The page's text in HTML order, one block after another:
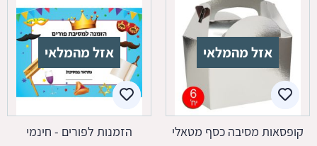
אזל מהמלאי
קופסאות מסיבה כסף מטאלי
אזל מהמלאי
הזמנות לפורים - חינמי